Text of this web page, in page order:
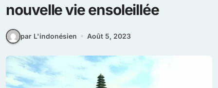
nouvelle vie ensoleillée
par L'indonésien Août 5, 2023